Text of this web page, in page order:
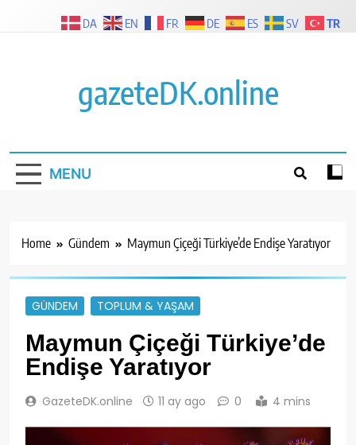
gazeteDK.online
MENU
Home Gündem Maymun Çiçeği Türkiye’de Endişe Yaratıyor
GÜNDEM TOPLUM & YAŞAM
Maymun Çiçeği Türkiye’de
Endişe Yaratıyor
GazeteDK.online 11 ay ago 0 4 mins
DA EN FR DE ES SV TR